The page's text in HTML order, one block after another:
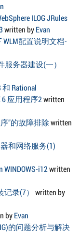
ILOG JRules
written byEvan
WLM配置说明文档-
服务器建设(一）
和 Rational
6 应用程序2written
”的故障排除written
和网络服务(1)
WINDOWS-i12written
记录(7）
written by
byEvan
的问题分析与解决